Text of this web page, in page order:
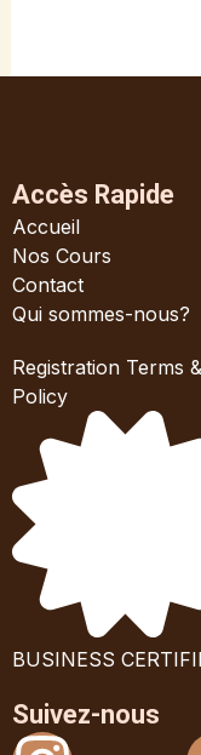
Accès Rapide
Accueil
Nos Cours
Contact
Qui sommes-nous?
Registration Terms &
Policy
BUSINESS
Suivez-nous